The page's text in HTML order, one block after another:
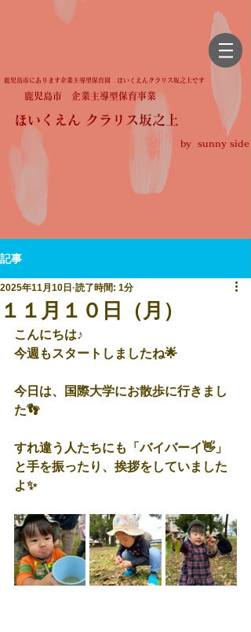
鹿児島市にあります企業主導型保育園 ほいくえんクラリス坂之上です
鹿児島市 企業主導型保育事業
ほいくえん クラリス坂之上
by sunny side
記事
１１月１０日（月）
2025年11月10日 読了時間: 1分
こんにちは♪
今週もスタートしましたね🌟
今日は、国際大学にお散歩に行きまし
た👣
すれ違う人たちにも「バイバーイ👋」
と手を振ったり、挨拶をしていました
よ✨